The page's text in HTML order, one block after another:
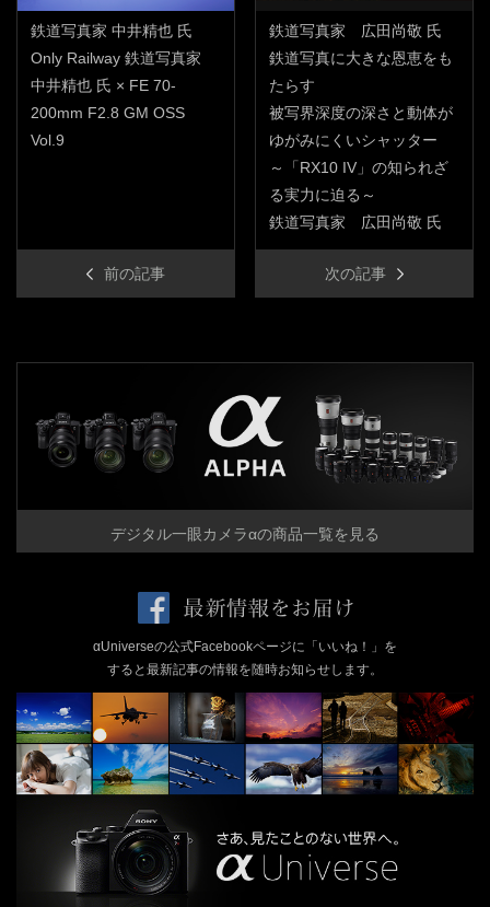
鉄道写真家 中井精也 氏
Only Railway 鉄道写真家
中井精也 氏 × FE 70-
200mm F2.8 GM OSS
Vol.9
前の記事
鉄道写真家 広田尚敬 氏
鉄道写真に大きな恩恵をも
たらす
被写界深度の深さと動体が
ゆがみにくいシャッター
～「RX10 IV」の知られざ
る実力に迫る～
鉄道写真家 広田尚敬 氏
次の記事
デジタル一眼カメラαの商品一覧を見る
αUniverseの公式Facebookページに「いいね！」を
すると最新記事の情報を随時お知らせします。